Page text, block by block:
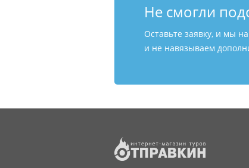
Не смогли
Оставьте заявку, и мы
и не навязываем